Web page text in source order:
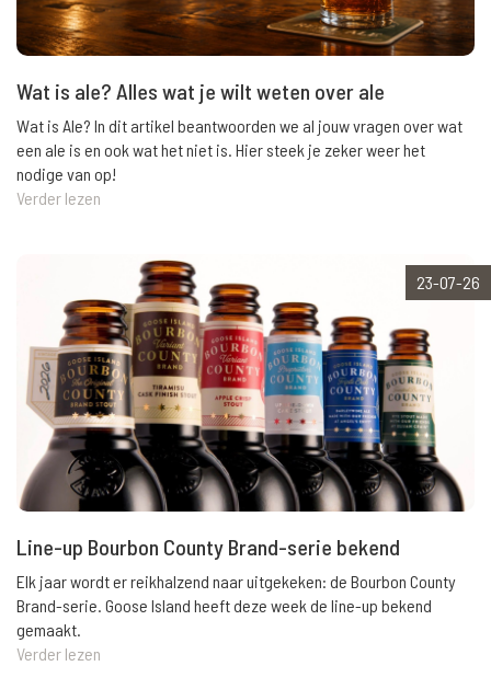
Wat is ale? Alles wat je wilt weten over ale
Wat is Ale? In dit artikel beantwoorden we al jouw vragen over wat
een ale is en ook wat het niet is. Hier steek je zeker weer het
nodige van op!
Verder lezen
23-07-26
Line-up Bourbon County Brand-serie bekend
Elk jaar wordt er reikhalzend naar uitgekeken: de Bourbon County
Brand-serie. Goose Island heeft deze week de line-up bekend
gemaakt.
Verder lezen